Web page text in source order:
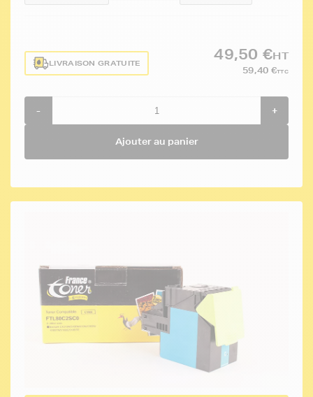
LIVRAISON GRATUITE
49,50 €HT
59,40 €TTC
- +
Ajouter au panier